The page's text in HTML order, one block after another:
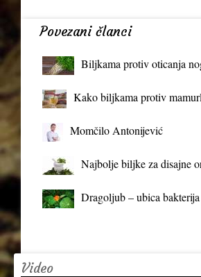
Povezani članci
Biljkama protiv oticanja
Kako biljkama protiv
Momčilo Antonijević
Najbolje biljke za disajne
Dragoljub – ubica bakterija
Video